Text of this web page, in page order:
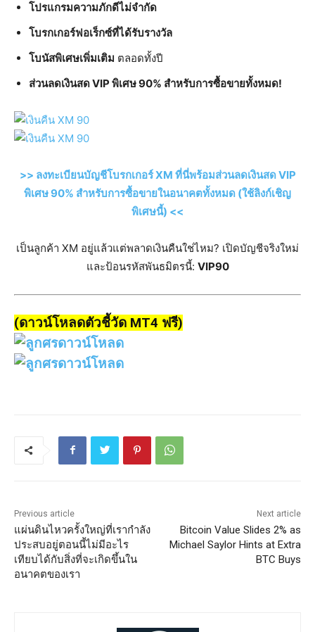
โปรแกรมความภักดีไม่จำกัด
โบรกเกอร์ฟอเร็กซ์ที่ได้รับรางวัล
โบนัสพิเศษเพิ่มเติม ตลอดทั้งปี
ส่วนลดเงินสด VIP พิเศษ 90% สำหรับการซื้อขายทั้งหมด!
>> ลงทะเบียนบัญชีโบรกเกอร์ XM ที่นี่พร้อมส่วนลดเงินสด VIP
พิเศษ 90% สำหรับการซื้อขายในอนาคตทั้งหมด (ใช้ลิงก์เชิญ
พิเศษนี้) <<
เป็นลูกค้า XM อยู่แล้วแต่พลาดเงินคืนใช่ไหม? เปิดบัญชีจริงใหม่
และป้อนรหัสพันธมิตรนี้: VIP90
(ดาวน์โหลดตัวชี้วัด MT4 ฟรี)
Previous article
แผ่นดินไหวครั้งใหญ่ที่เรากำลัง
ประสบอยู่ตอนนี้ไม่มีอะไร
เทียบได้กับสิ่งที่จะเกิดขึ้นใน
อนาคตของเรา
Next article
Bitcoin Value Slides 2% as
Michael Saylor Hints at Extra
BTC Buys